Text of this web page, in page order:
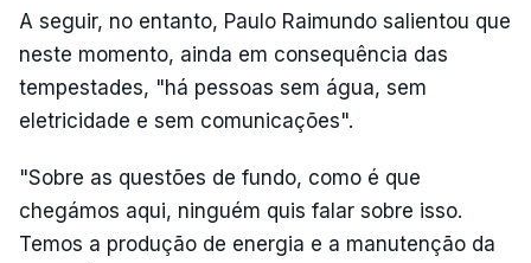
A seguir, no entanto, Paulo Raimundo salientou que
neste momento, ainda em consequência das
tempestades, "há pessoas sem água, sem
eletricidade e sem comunicações".
"Sobre as questões de fundo, como é que
chegámos aqui, ninguém quis falar sobre isso.
Temos a produção de energia e a manutenção da